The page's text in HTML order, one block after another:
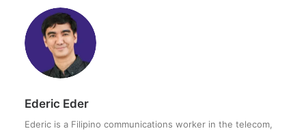
Ederic Eder
Ederic is a Filipino communications worker in the telecom,